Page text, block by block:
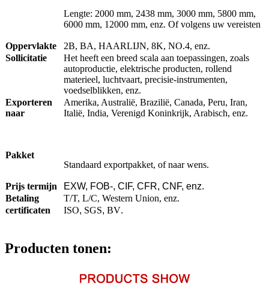
Lengte: 2000 mm, 2438 mm, 3000 mm, 5800 mm,
6000 mm, 12000 mm, enz. Of volgens uw vereisten
Oppervlakte
2B, BA, HAARLIJN, 8K, NO.4, enz.
Sollicitatie
Het heeft een breed scala aan toepassingen, zoals
autoproductie, elektrische producten, rollend
materieel, luchtvaart, precisie-instrumenten,
voedselblikken, enz.
Exporteren
naar
Amerika, Australië, Brazilië, Canada, Peru, Iran,
Italië, India, Verenigd Koninkrijk, Arabisch, enz.
Pakket
Standaard exportpakket, of naar wens.
Prijs termijn
EXW, FOB-, CIF, CFR, CNF, enz.
Betaling
T/T, L/C, Western Union, enz.
certificaten
ISO, SGS, BV.
Producten tonen: